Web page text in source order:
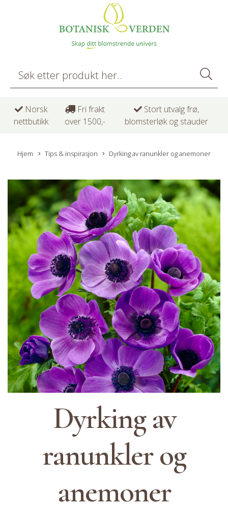
Norsk
nettbutikk
Fri frakt
over 1500,-
Stort utvalg frø,
blomsterløk og stauder
Hjem Tips & inspirasjon Dyrking av ranunkler og anemoner
Dyrking av
ranunkler og
anemoner